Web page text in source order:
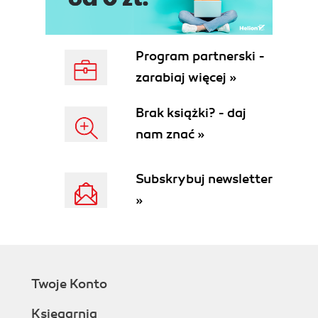
Pick a Style of Game Day
Decide Who Participates and Who
Observes
Decide Where
Decide When and For How Long
Get Approval!
Running the Game Day
II. Chaos Engineering Automation
4. Getting Tooled Up for Automated Chaos
5. Writing and Running Your First Automated
Program partnerski -
zarabiaj więcej »
Brak książki? - daj
nam znać »
Subskrybuj newsletter
»
Twoje Konto
Księgarnia